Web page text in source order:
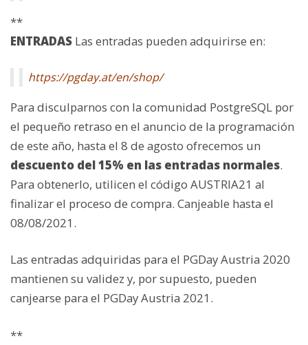
**
ENTRADAS Las entradas pueden adquirirse en:
https://pgday.at/en/shop/
Para disculparnos con la comunidad PostgreSQL por
el pequeño retraso en el anuncio de la programación
de este año, hasta el 8 de agosto ofrecemos un
descuento del 15% en las entradas normales.
Para obtenerlo, utilicen el código AUSTRIA21 al
finalizar el proceso de compra. Canjeable hasta el
08/08/2021.
Las entradas adquiridas para el PGDay Austria 2020
mantienen su validez y, por supuesto, pueden
canjearse para el PGDay Austria 2021.
**